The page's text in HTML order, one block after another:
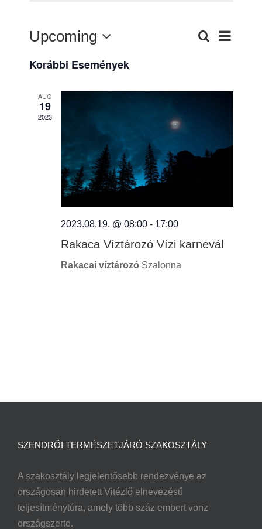
nézet
Keresett
List
Upcoming
kiválasztása.
Korábbi Események
AUG
19
2023
2023.08.19. @ 08:00- 17:00
Rakaca Víztározó Vízi karnevál
Rakacai víztározó Szalonna
SZENDRŐI TERMÉSZETJÁRÓ SZAKOSZTÁLY
A szakosztály legjelentősebb rendezvénye az
országosan hirdetett Vitézlő elnevezésű
teljesítménytúra, amely több száz embert vonz
országszerte.